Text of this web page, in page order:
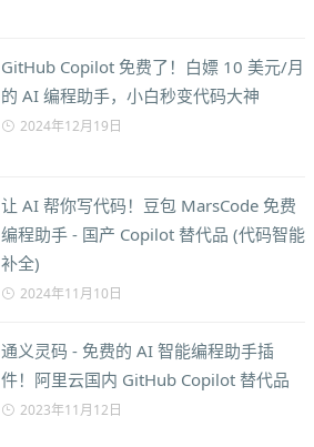
GitHub Copilot 免费了！白嫖 10 美元/月
的 AI 编程助手，小白秒变代码大神
2024年12月19日
让 AI 帮你写代码！豆包 MarsCode 免费
编程助手 - 国产 Copilot 替代品 (代码智能
补全)
2024年11月10日
通义灵码 - 免费的 AI 智能编程助手插
件！阿里云国内 GitHub Copilot 替代品
2023年11月12日